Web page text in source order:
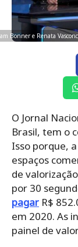
Bonner e Renata
O Jornal
Brasil, tem o
Isso porque,
espaços
de
por 30
pagar R$
em 2020. As
painel de